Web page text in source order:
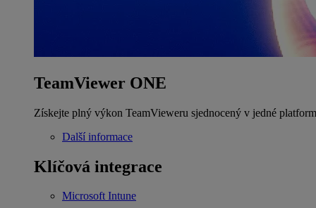
TeamViewer ONE
Získejte plný výkon TeamVieweru sjednocený v jedné
Další informace
Klíčová integrace
Microsoft Intune